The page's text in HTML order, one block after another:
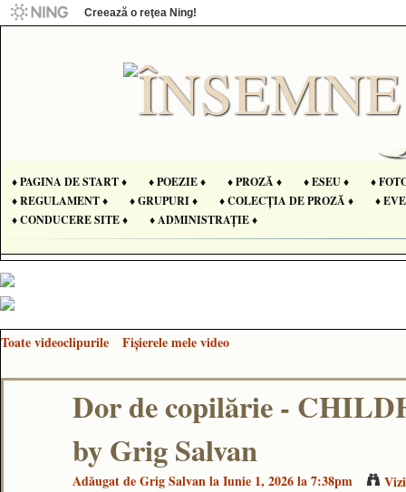
Creează o reţea Ning!
♦ PAGINA DE START ♦ ♦ POEZIE ♦ ♦ PROZĂ ♦ ♦ ESEU ♦
♦
♦ REGULAMENT ♦
♦ GRUPURI ♦ ♦ COLECȚIA DE PROZĂ ♦
♦
♦ CONDUCERE SITE ♦
♦ ADMINISTRAȚIE ♦
Toate videoclipurile Fişierele mele video
Dor de copilărie -
by Grig Salvan
Adăugat deGrig Salvanla Iunie 1, 2026 la 7:38pm